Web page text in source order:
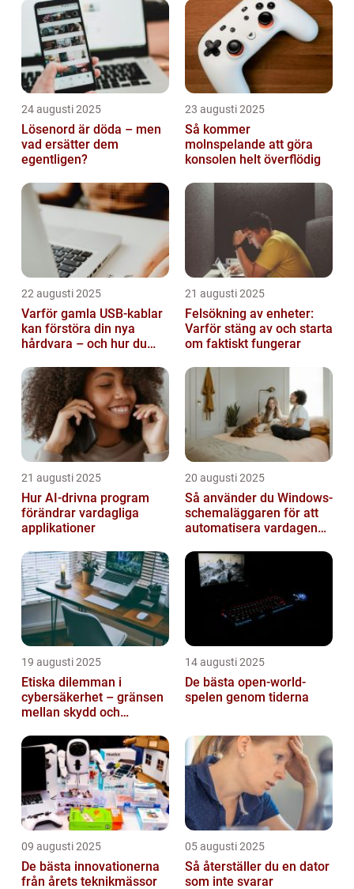
24 augusti 2025
Lösenord är döda – men
vad ersätter dem
egentligen?
23 augusti 2025
Så kommer
molnspelande att göra
konsolen helt överflödig
22 augusti 2025
Varför gamla USB-kablar
kan förstöra din nya
hårdvara – och hur du
21 augusti 2025
Felsökning av enheter:
Varför stäng av och starta
om faktiskt fungerar
21 augusti 2025
Hur AI-drivna program
förändrar vardagliga
applikationer
20 augusti 2025
Så använder du Windows-
schemaläggaren för att
automatisera vardagen
19 augusti 2025
Etiska dilemman i
cybersäkerhet – gränsen
mellan skydd och
14 augusti 2025
De bästa open-world-
spelen genom tiderna
09 augusti 2025
De bästa innovationerna
från årets teknikmässor
05 augusti 2025
Så återställer du en dator
som inte svarar